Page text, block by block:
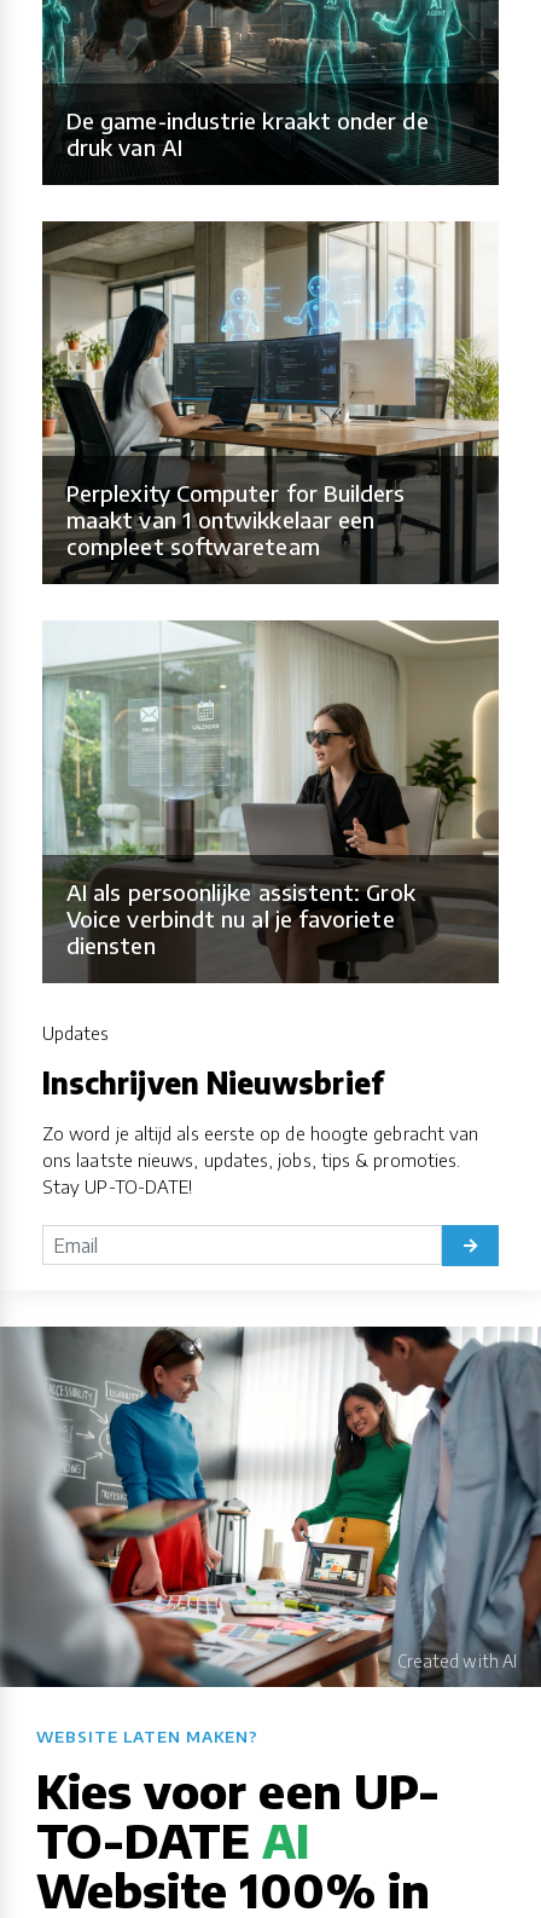
De game-industrie kraakt onder de
druk van AI
Perplexity Computer for Builders
maakt van 1 ontwikkelaar een
compleet softwareteam
AI als persoonlijke assistent: Grok
Voice verbindt nu al je favoriete
diensten
Updates
Inschrijven Nieuwsbrief
Zo word je altijd als eerste op de hoogte gebracht van
ons laatste nieuws, updates, jobs, tips & promoties.
Stay UP-TO-DATE!
WEBSITE LATEN MAKEN?​​​​​​​​​​​​​​
Kies voor een UP-
TO-DATE AI
Website 100% in